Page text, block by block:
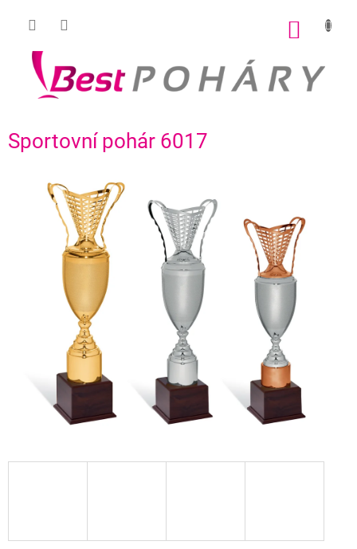
Sportovní pohár 6017